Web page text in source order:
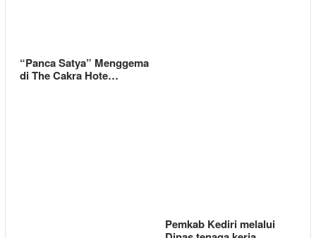
“Panca Satya” Menggema
di The Cakra Hote…
Pemkab Kediri melalui